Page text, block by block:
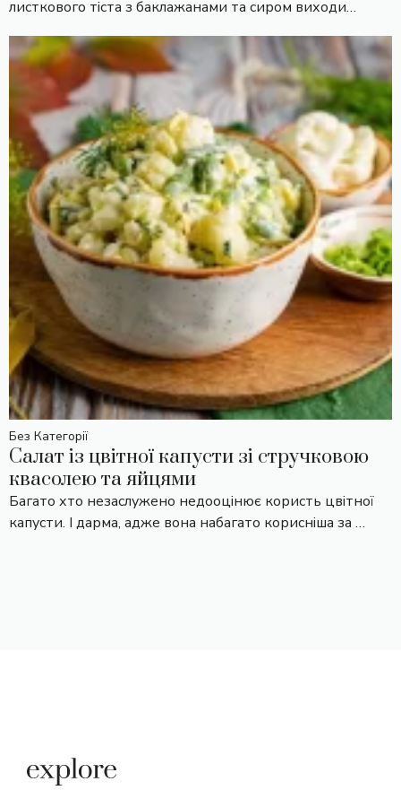
листкового тіста з баклажанами та сиром виходи…
Без Категорії
Салат із цвітної капусти зі стручковою
квасолею та яйцями
Багато хто незаслужено недооцінює користь цвітної
капусти. І дарма, адже вона набагато корисніша за …